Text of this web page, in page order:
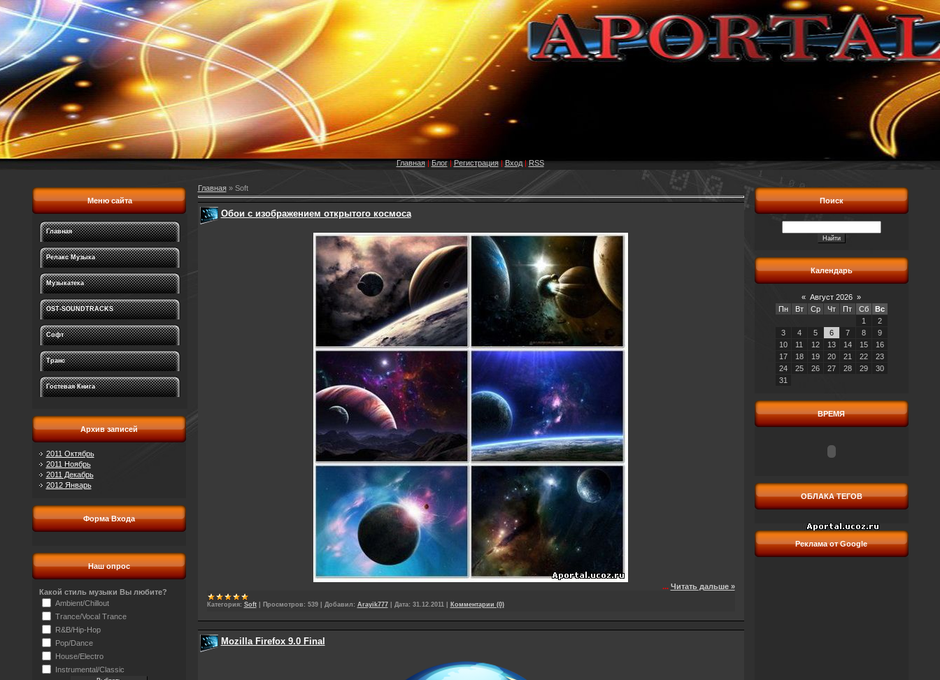
Главная|Блог|Регистрация|Вход|RSS
Меню сайта
Главная
Релакс Музыка
Музыкатека
OST-SOUNDTRACKS
Софт
Транс
Гостевая Книга
Архив записей
2011 Октябрь
2011 Ноябрь
2011 Декабрь
2012 Январь
Форма Входа
Наш опрос
Какой стиль музыки Вы любите?
Ambient/Chillout
Trance/Vocal Trance
R&B/Hip-Hop
Pop/Dance
House/Electro
Instrumental/Classic
Главная» Soft
Обои с изображением открытого космоса
... Читать дальше »
Категория: Soft Просмотров: 539 Добавил: Arayik777 Дата: 31.12.2011 Комментарии (0)
Mozilla Firefox 9.0 Final
Поиск
Календарь
« Август 2026 »
Пн
Вт Ср Чт Пт Сб
Вс
1
2
3
4 5 6 7 8
9
10
11 12 13 14 15
16
17
18 19 20 21 22
23
24
25 26 27 28 29
30
31
ВРЕМЯ
ОБЛАКА ТЕГОВ
Реклама от Google